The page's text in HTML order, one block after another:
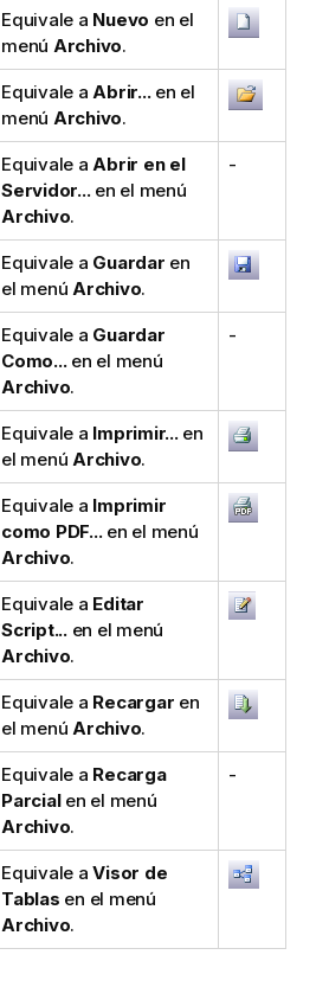
Equivale a Nuevo en el
menú Archivo.
Equivale a Abrir...en el
menú Archivo.
Equivale a Abrir en el
Servidor...en el menú
Archivo.
-
Equivale a Guardar en
el menú Archivo.
Equivale a Guardar
Como... en el menú
Archivo.
-
Equivale a Imprimir...en
el menú Archivo.
Equivale a Imprimir
como PDF...en el menú
Archivo.
Equivale a Editar
Script...en el menú
Archivo.
Equivale a Recargar en
el menú Archivo.
Equivale a Recarga
Parcialen el menú
Archivo.
-
Equivale aVisor de
Tablas en el menú
Archivo.